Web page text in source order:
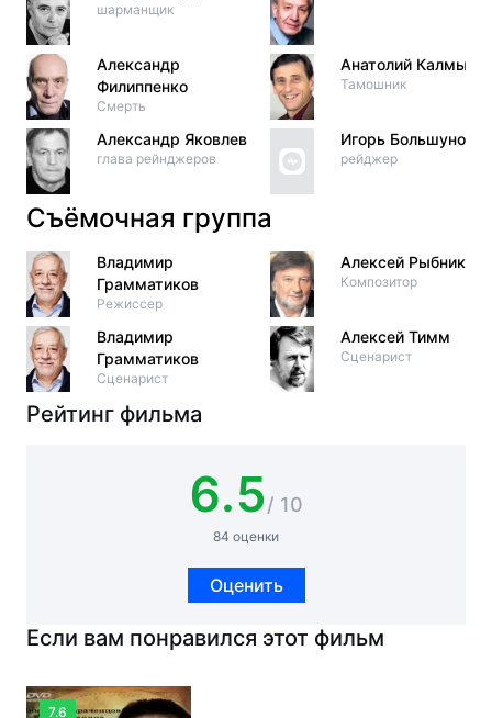
шарманщик
Александр
Филиппенко
Смерть
Александр Яковлев
глава рейнджеров
Анатолий
Тамошник
Игорь Большунов
рейджер
Съёмочная группа
Владимир
Грамматиков
Режиссер
Владимир
Грамматиков
Сценарист
Алексей Рыбников
Композитор
Алексей Тимм
Сценарист
Рейтинг фильма
6.5/ 10
84 оценки
Оценить
Если вам понравился этот фильм
7.6